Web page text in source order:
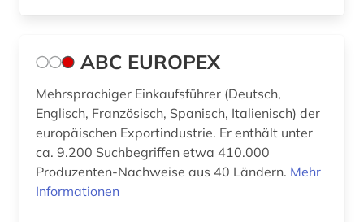
außenpolitik (4)
außenwirtschaft (6)
außenwirtschaftspolitik (2)
außenwirtschaftsrecht (1)
Schweiz (22)
Serbien (2)
Skandinavien (1)
Slowakei (5)
Slowenien (3)
ABC EUROPEX
Mehrsprachiger Einkaufsführer (Deutsch,
Englisch, Französisch, Spanisch, Italienisch) der
europäischen Exportindustrie. Er enthält unter
ca. 9.200 Suchbegriffen etwa 410.000
Produzenten-Nachweise aus 40 Ländern. Mehr
Informationen